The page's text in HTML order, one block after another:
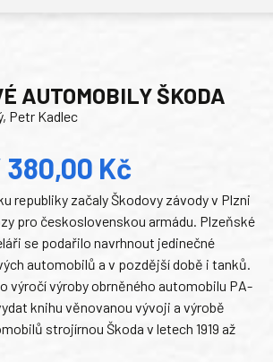
AUTOMOBILY ŠKODA
Petr Kadlec
Kč
republiky začaly Škodovy závody v Plzni
pro československou armádu. Plzeňské
se podařilo navrhnout jedinečné
automobilů a v pozdější době i tanků.
výročí výroby obrněného automobilu PA-
knihu věnovanou vývoji a výrobě
strojírnou Škoda v letech 1919 až